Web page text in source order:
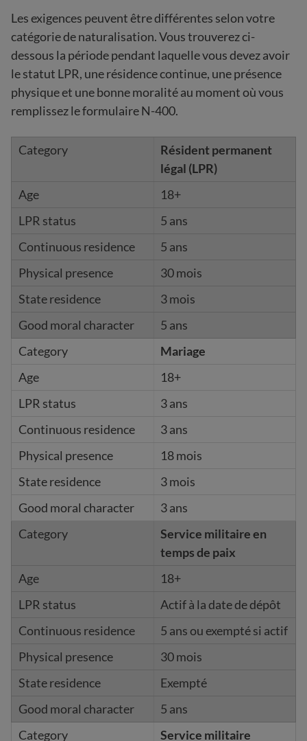
Les exigences peuvent être différentes selon votre
catégorie de naturalisation. Vous trouverez ci-
dessous la période pendant laquelle vous devez avoir
le statut LPR, une résidence continue, une présence
physique et une bonne moralité au moment où vous
remplissez le formulaire N-400.
Résident permanent
légal (LPR)
18+
5 ans
5 ans
30 mois
3 mois
5 ans
Mariage
18+
3 ans
3 ans
18 mois
3 mois
3 ans
Service militaire en
temps de paix
18+
Actif à la date de dépôt
5 ans ou exempté si actif
30 mois
Exempté
5 ans
Service militaire